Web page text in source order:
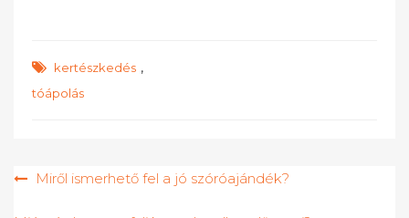
kertészkedés ,
tóápolás
Bejegyzés
Miről ismerhető fel a jó szóróajándék?